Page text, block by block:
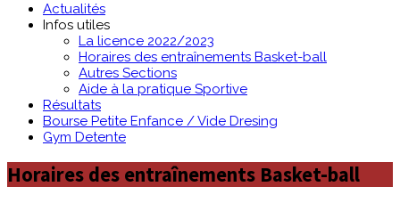
Actualités
Infos utiles
La licence 2022/2023
Horaires des entraînements Basket-ball
Autres Sections
Aide à la pratique Sportive
Résultats
Bourse Petite Enfance / Vide Dresing
Gym Detente
Horaires des entraînements Basket-ball